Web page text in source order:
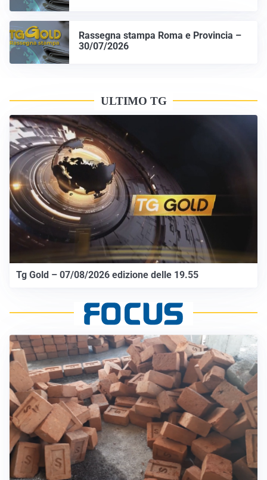
Rassegna stampa Roma e Provincia –
30/07/2026
ULTIMO TG
Tg Gold – 07/08/2026 edizione delle 19.55